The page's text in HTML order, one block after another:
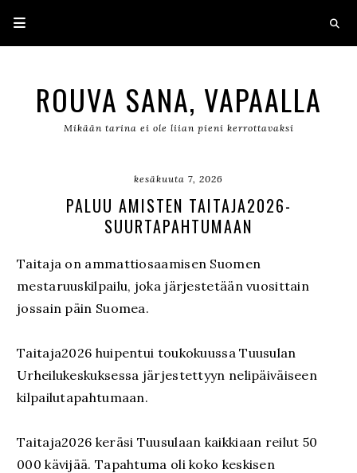
ROUVA SANA, VAPAALLA
Mikään tarina ei ole liian pieni kerrottavaksi
kesäkuuta 7, 2026
PALUU AMISTEN TAITAJA2026-
SUURTAPAHTUMAAN
Taitaja on ammattiosaamisen Suomen
mestaruuskilpailu, joka järjestetään vuosittain
jossain päin Suomea.
Taitaja2026 huipentui toukokuussa Tuusulan
Urheilukeskuksessa järjestettyyn nelipäiväiseen
kilpailutapahtumaan.
Taitaja2026 keräsi Tuusulaan kaikkiaan reilut 50
000 kävijää. Tapahtuma oli koko keskisen